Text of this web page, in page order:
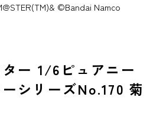
©Bandai Namco
ー 1/6ピュアニー
シリーズNo.170 菊